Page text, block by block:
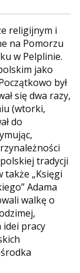
religijnym i
na Pomorzu
w Pelplinie.
jako
był
się dwa razy,
(wtorki,
do
tradycji
także „Księgi
Adama
walkę o
idei pracy